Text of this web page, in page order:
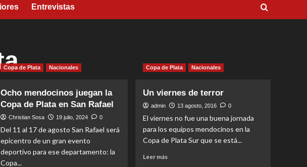
Entrevistas
Copa de Plata Nacionales
Ocho mendocinos juegan la
Copa de Plata en San Rafael
Christian Sosa 19 julio, 2024 0
Del 11 al 17 de agosto San Rafael será
epicentro de un gran evento
deportivo para ese departamento: la
Copa...
Copa de Plata Nacionales
Un viernes de terror
admin 13 agosto, 2016 0
El viernes no fue una buena jornada
para los equipos mendocinos en la
Copa de Plata Sur que se está...
Leer más